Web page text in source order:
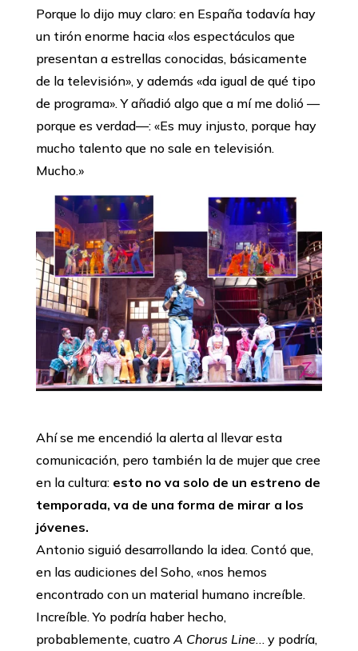
Porque lo dijo muy claro: en España todavía hay
un tirón enorme hacia «los espectáculos que
presentan a estrellas conocidas, básicamente
de la televisión», y además «da igual de qué tipo
de programa». Y añadió algo que a mí me dolió —
porque es verdad—: «Es muy injusto, porque hay
mucho talento que no sale en televisión.
Mucho.»
Ahí se me encendió la alerta al llevar esta
comunicación, pero también la de mujer que cree
en la cultura: esto no va solo de un estreno de
temporada, va de una forma de mirar a los
jóvenes.
Antonio siguió desarrollando la idea. Contó que,
en las audiciones del Soho, «nos hemos
encontrado con un material humano increíble.
Increíble. Yo podría haber hecho,
probablemente, cuatro A Chorus Line… y podría,